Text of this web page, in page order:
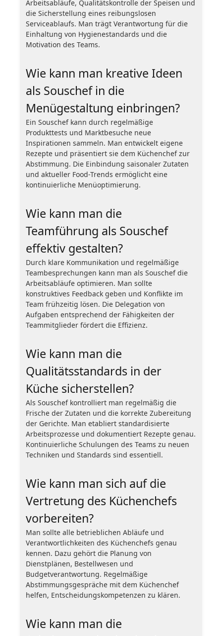
Arbeitsabläufe, Qualitätskontrolle der Speisen und
die Sicherstellung eines reibungslosen
Serviceablaufs. Man trägt Verantwortung für die
Einhaltung von Hygienestandards und die
Motivation des Teams.
Wie kann man kreative Ideen
als Souschef in die
Menügestaltung einbringen?
Ein Souschef kann durch regelmäßige
Produkttests und Marktbesuche neue
Inspirationen sammeln. Man entwickelt eigene
Rezepte und präsentiert sie dem Küchenchef zur
Abstimmung. Die Einbindung saisonaler Zutaten
und aktueller Food-Trends ermöglicht eine
kontinuierliche Menüoptimierung.
Wie kann man die
Teamführung als Souschef
effektiv gestalten?
Durch klare Kommunikation und regelmäßige
Teambesprechungen kann man als Souschef die
Arbeitsabläufe optimieren. Man sollte
konstruktives Feedback geben und Konflikte im
Team frühzeitig lösen. Die Delegation von
Aufgaben entsprechend der Fähigkeiten der
Teammitglieder fördert die Effizienz.
Wie kann man die
Qualitätsstandards in der
Küche sicherstellen?
Als Souschef kontrolliert man regelmäßig die
Frische der Zutaten und die korrekte Zubereitung
der Gerichte. Man etabliert standardisierte
Arbeitsprozesse und dokumentiert Rezepte genau.
Kontinuierliche Schulungen des Teams zu neuen
Techniken und Standards sind essentiell.
Wie kann man sich auf die
Vertretung des Küchenchefs
vorbereiten?
Man sollte alle betrieblichen Abläufe und
Verantwortlichkeiten des Küchenchefs genau
kennen. Dazu gehört die Planung von
Dienstplänen, Bestellwesen und
Budgetverantwortung. Regelmäßige
Abstimmungsgespräche mit dem Küchenchef
helfen, Entscheidungskompetenzen zu klären.
Wie kann man die